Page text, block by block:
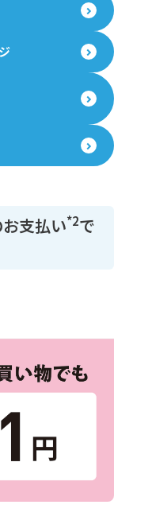
支払い*2で